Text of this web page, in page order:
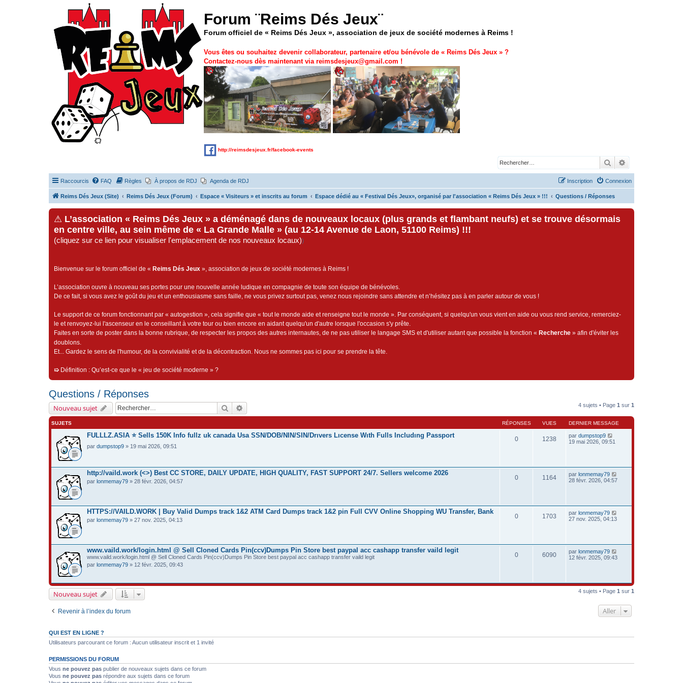
Forum ¨Reims Dés Jeux¨
Forum officiel de « Reims Dés Jeux », association de jeux de société modernes à Reims !
Vous êtes ou souhaitez devenir collaborateur, partenaire et/ou bénévole de « Reims Dés Jeux » ?
Contactez-nous dès maintenant via reimsdesjeux@gmail.com !
http://reimsdesjeux.fr/facebook-events
Rechercher
Raccourcis FAQ Règles À propos de RDJ Agenda de RDJ Connexion
Inscription
Reims Dés Jeux (Site) Reims Dés Jeux (Forum) Espace « Visiteurs » et inscrits au forum Espace dédié au « Festival Dés Jeux», organisé par l'association « Reims Dés Jeux » !!! Questions / Réponses
⚠ L’association « Reims Dés Jeux » a déménagé dans de nouveaux locaux (plus grands et flambant neufs) et se trouve désormais
en centre ville, au sein même de « La Grande Malle » (au 12-14 Avenue de Laon, 51100 Reims) !!!
(cliquez sur ce lien pour visualiser l'emplacement de nos nouveaux locaux))
Bienvenue sur le forum officiel de « Reims Dés Jeux », association de jeux de société modernes à Reims !
L’association ouvre à nouveau ses portes pour une nouvelle année ludique en compagnie de toute son équipe de bénévoles.
De ce fait, si vous avez le goût du jeu et un enthousiasme sans faille, ne vous privez surtout pas, venez nous rejoindre sans attendre et n’hésitez pas à en parler autour de vous !
Le support de ce forum fonctionnant par « autogestion », cela signifie que « tout le monde aide et renseigne tout le monde ». Par conséquent, si quelqu'un vous vient en aide ou vous rend service, remerciez-
le et renvoyez-lui l'ascenseur en le conseillant à votre tour ou bien encore en aidant quelqu'un d'autre lorsque l'occasion s'y prête.
Faites en sorte de poster dans la bonne rubrique, de respecter les propos des autres internautes, de ne pas utiliser le langage SMS et d'utiliser autant que possible la fonction « Recherche » afin d'éviter les
doublons.
Et... Gardez le sens de l'humour, de la convivialité et de la décontraction. Nous ne sommes pas ici pour se prendre la tête.
➯ Définition : Qu’est-ce que le « jeu de société moderne » ?
Questions / Réponses
Nouveau sujet Rechercher 4 sujets • Page 1 sur 1
SUJETS RÉPONSES VUES DERNIER MESSAGE
FULLLZ.ASIA ⭐️ Sells 150K Info fullz uk canada Usa SSN/DOB/NIN/SIN/Drıvers Lıcense Wıth Fulls Includıng Passport
par dumpstop9 » 19 mai 2026, 09:51
0 1238 par dumpstop9
19 mai 2026, 09:51
http://vaild.work (<>) Best CC STORE, DAILY UPDATE, HIGH QUALITY, FAST SUPPORT 24/7. Sellers welcome 2026
par lonmemay79 » 28 févr. 2026, 04:57
0 1164 par lonmemay79
28 févr. 2026, 04:57
HTTPS://VAILD.WORK | Buy Valid Dumps track 1&2 ATM Card Dumps track 1&2 pin Full CVV Online Shopping WU Transfer, Bank
par lonmemay79 » 27 nov. 2025, 04:13
0 1703 par lonmemay79
27 nov. 2025, 04:13
www.vaild.work/login.html @ Sell Cloned Cards Pin(ccv)Dumps Pin Store best paypal acc cashapp transfer vaild legit
www.vaild.work/login.html @ Sell Cloned Cards Pin(ccv)Dumps Pin Store best paypal acc cashapp transfer vaild legit
par lonmemay79 » 12 févr. 2025, 09:43
0 6090 par lonmemay79
12 févr. 2025, 09:43
Nouveau sujet 4 sujets • Page 1 sur 1
Revenir à l’index du forum Aller
QUI EST EN LIGNE ?
Utilisateurs parcourant ce forum : Aucun utilisateur inscrit et 1 invité
PERMISSIONS DU FORUM
Vous ne pouvez pas publier de nouveaux sujets dans ce forum
Vous ne pouvez pas répondre aux sujets dans ce forum